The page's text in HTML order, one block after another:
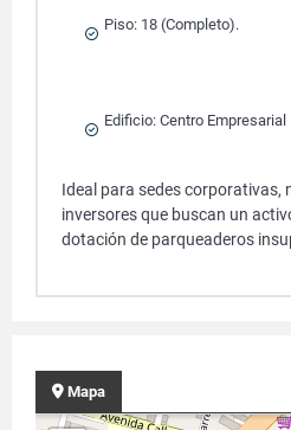
Piso: 18 (Completo).
Edificio: Centro Empresarial
Ideal para sedes corporativas,
inversores que buscan un
dotación de parqueaderos
Mapa